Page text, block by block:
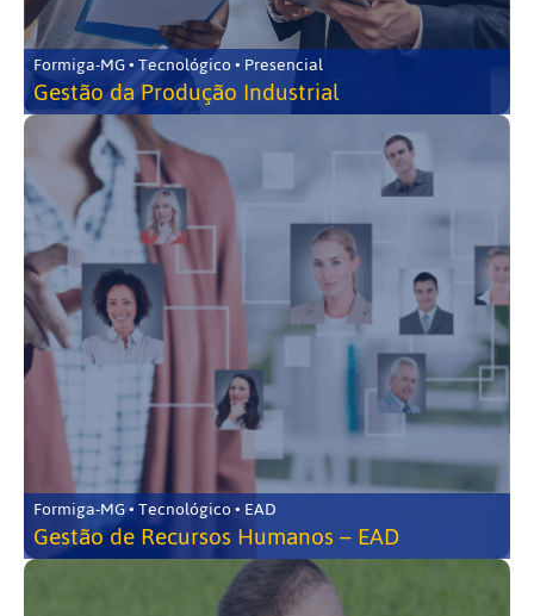
Formiga-MG • Tecnológico • Presencial
Gestão da Produção Industrial
Formiga-MG • Tecnológico • EAD
Gestão de Recursos Humanos – EAD